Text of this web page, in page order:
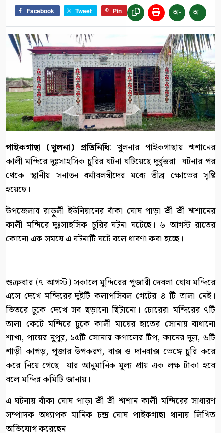
Facebook Tweet Pin অ- অ+
পাইকগাছা (খুলনা) প্রতিনিধি: খুলনার পাইকগাছায় শ্মশানের
কালী মন্দিরে দুঃসাহসিক চুরির ঘটনা ঘটিয়েছে দুর্বৃত্তরা। ঘটনার পর
থেকে স্থানীয় সনাতন ধর্মাবলম্বীদের মধ্যে তীব্র ক্ষোভের সৃষ্টি
হয়েছে।
উপজেলার রাড়ুলী ইউনিয়ানের বাঁকা ঘোষ পাড়া শ্রী শ্রী শ্মশানের
কালী মন্দিরে দুঃসাহসিক চুরির ঘটনা ঘটেছে। ৬ আগস্ট রাতের
কোনো এক সময়ে এ ঘটনাটি ঘটে বলে ধারণা করা হচ্ছে।
শুক্রবার (৭ আগস্ট) সকালে মুন্দিরের পূজারী দেবলা ঘোষ মন্দিরে
এসে দেখে মন্দিরের দুইটি কলাপসিবল গেটের ৪ টি তালা নেই।
ভিতরে ঢুকে দেখে সব ছড়ানো ছিটানো। চোরেরা মন্দিরের ৭টি
তালা কেটে মন্দিরে ঢুকে কালী মায়ের হাতের সোনায় বাধানো
শাখা, পায়ের নুপুর, ১৫টি সোনার কপালের টিপ, কানের দুল, ৬টি
শাড়ী কাপড়, পূজার উপকরণ, বাক্স ও দানবাক্স ভেঙ্গে চুরি করে
করে নিয়ে গেছে। যার আনুমানিক মূল্য প্রায় এক লক্ষ টাকা হবে
বলে মন্দির কমিটি জানায়।
এ ঘটনায় বাঁকা ঘোষ পাড়া শ্রী শ্রী শ্মশান কালী মন্দিরের সাধারণ
সম্পাদক অধ্যাপক মানিক চন্দ্র ঘোষ পাইকগাছা থানায় লিখিত
অভিযোগ করেছেন।